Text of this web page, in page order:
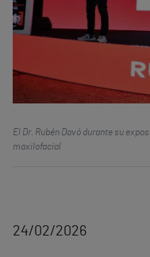
El Dr. Rubén Davó durante su
maxilofacial
24/02/2026